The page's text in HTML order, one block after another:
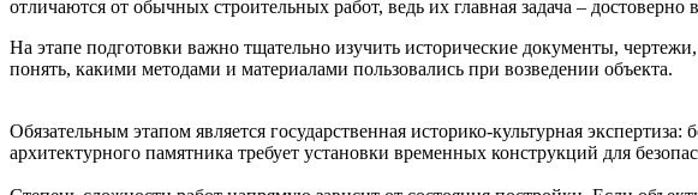
отличаются от обычных строительных работ, ведь их главная задача –
На этапе подготовки важно тщательно изучить исторические документы,
понять, какими методами и материалами пользовались при возведении объекта.
Обязательным этапом является государственная историко-культурная
архитектурного памятника требует установки временных конструкций для